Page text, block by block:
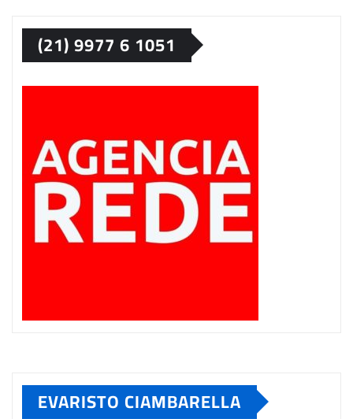
(21) 9977 6 1051
EVARISTO CIAMBARELLA